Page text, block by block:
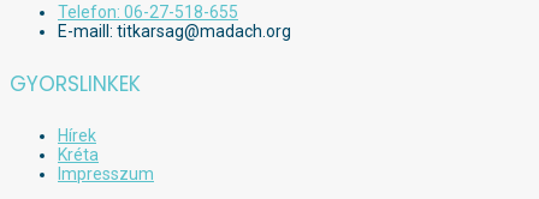
Telefon: 06-27-518-655
E-maill: titkarsag@madach.org
GYORSLINKEK
Hírek
Kréta
Impresszum